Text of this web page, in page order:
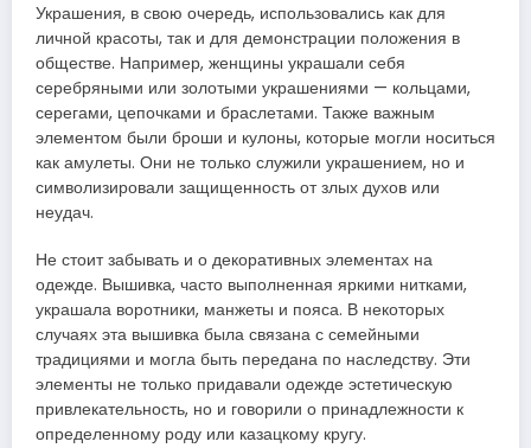
Украшения, в свою очередь, использовались как для
личной красоты, так и для демонстрации положения в
обществе. Например, женщины украшали себя
серебряными или золотыми украшениями — кольцами,
серегами, цепочками и браслетами. Также важным
элементом были броши и кулоны, которые могли носиться
как амулеты. Они не только служили украшением, но и
символизировали защищенность от злых духов или
неудач.
Не стоит забывать и о декоративных элементах на
одежде. Вышивка, часто выполненная яркими нитками,
украшала воротники, манжеты и пояса. В некоторых
случаях эта вышивка была связана с семейными
традициями и могла быть передана по наследству. Эти
элементы не только придавали одежде эстетическую
привлекательность, но и говорили о принадлежности к
определенному роду или казацкому кругу.